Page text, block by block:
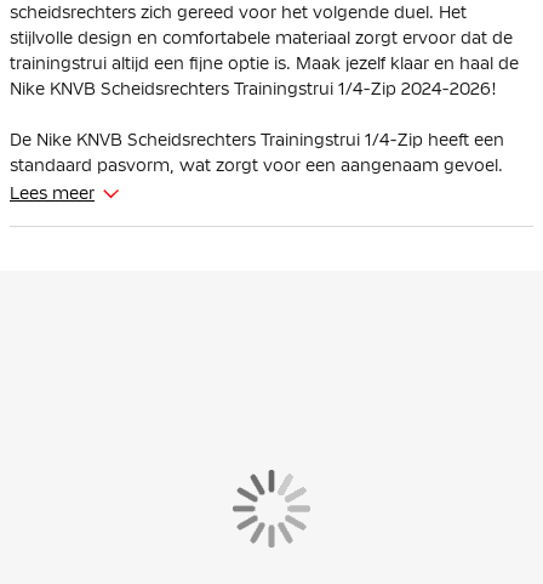
scheidsrechters zich gereed voor het volgende duel. Het
stijlvolle design en comfortabele materiaal zorgt ervoor dat de
trainingstrui altijd een fijne optie is. Maak jezelf klaar en haal de
Nike KNVB Scheidsrechters Trainingstrui 1/4-Zip 2024-2026!
De Nike KNVB Scheidsrechters Trainingstrui 1/4-Zip heeft een
standaard pasvorm, wat zorgt voor een aangenaam gevoel.
verdamping, zodat je droog en comfortabel blijft. De
trainingstrui heeft licht, geribbeld materiaal achter in de nek, op
de schouders en op de armen. De body en mouwen zijn
Lees meer